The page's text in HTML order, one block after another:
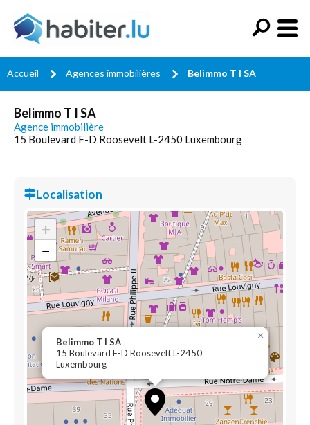
Accueil Agences immobilières Belimmo T I SA
Belimmo T I SA
Agence immobilière
15 Boulevard F-D Roosevelt L-2450 Luxembourg
Localisation
Belimmo T I SA
15 Boulevard F-D Roosevelt L-2450
Luxembourg
×
+
−